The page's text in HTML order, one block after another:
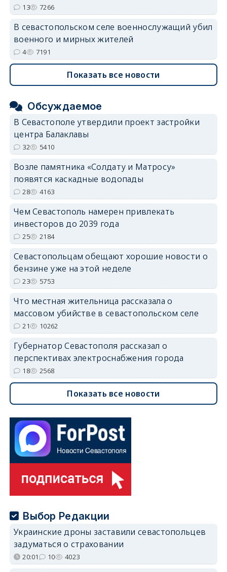
13 7266
В севастопольском селе военнослужащий убил
военного и мирных жителей
4 7191
Показать все новости
Обсуждаемое
В Севастополе утвердили проект застройки
центра Балаклавы
32 5410
Возле памятника «Солдату и Матросу»
появятся каскадные водопады
28 4163
Чем Севастополь намерен привлекать
инвесторов до 2039 года
25 2184
Севастопольцам обещают хорошие новости о
бензине уже на этой неделе
23 5753
Что местная жительница рассказала о
массовом убийстве в севастопольском селе
21 10262
Губернатор Севастополя рассказал о
перспективах электроснабжения города
18 2568
Показать все новости
Выбор Редакции
Украинские дроны заставили севастопольцев
задуматься о страховании
20:01 10 4023